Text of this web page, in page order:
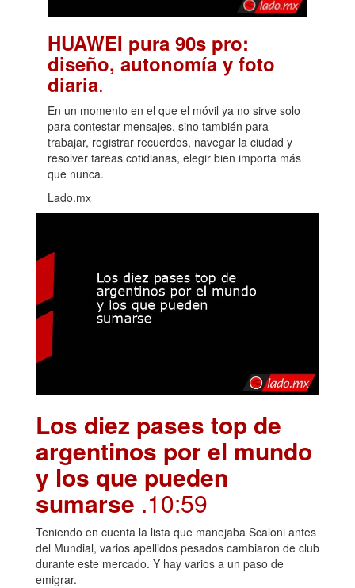
HUAWEI pura 90s pro:
diseño, autonomía y foto
diaria.
En un momento en el que el móvil ya no sirve solo
para contestar mensajes, sino también para
trabajar, registrar recuerdos, navegar la ciudad y
resolver tareas cotidianas, elegir bien importa más
que nunca.
Lado.mx
Los diez pases top de
argentinos por el mundo
y los que pueden
sumarse .10:59
Teniendo en cuenta la lista que manejaba Scaloni antes
del Mundial, varios apellidos pesados cambiaron de club
durante este mercado. Y hay varios a un paso de
emigrar.